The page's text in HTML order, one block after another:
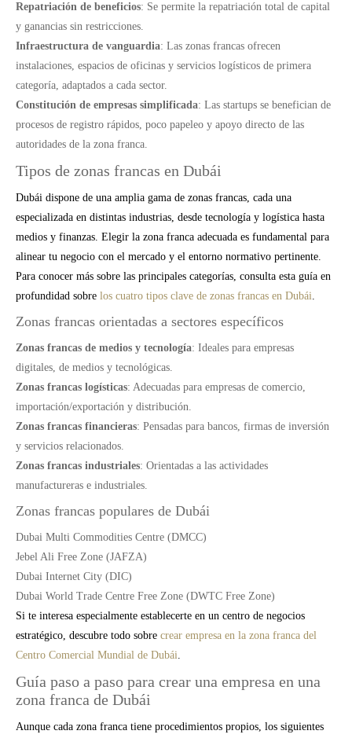
Repatriación de beneficios: Se permite la repatriación total de capital
y ganancias sin restricciones.
Infraestructura de vanguardia: Las zonas francas ofrecen
instalaciones, espacios de oficinas y servicios logísticos de primera
categoría, adaptados a cada sector.
Constitución de empresas simplificada: Las startups se benefician de
procesos de registro rápidos, poco papeleo y apoyo directo de las
autoridades de la zona franca.
Tipos de zonas francas en Dubái
Dubái dispone de una amplia gama de zonas francas, cada una
especializada en distintas industrias, desde tecnología y logística hasta
medios y finanzas. Elegir la zona franca adecuada es fundamental para
alinear tu negocio con el mercado y el entorno normativo pertinente.
Para conocer más sobre las principales categorías, consulta esta guía en
profundidad sobre los cuatro tipos clave de zonas francas en Dubái.
Zonas francas orientadas a sectores específicos
Zonas francas de medios y tecnología: Ideales para empresas
digitales, de medios y tecnológicas.
Zonas francas logísticas: Adecuadas para empresas de comercio,
importación/exportación y distribución.
Zonas francas financieras: Pensadas para bancos, firmas de inversión
y servicios relacionados.
Zonas francas industriales: Orientadas a las actividades
manufactureras e industriales.
Zonas francas populares de Dubái
Dubai Multi Commodities Centre (DMCC)
Jebel Ali Free Zone (JAFZA)
Dubai Internet City (DIC)
Dubai World Trade Centre Free Zone (DWTC Free Zone)
Si te interesa especialmente establecerte en un centro de negocios
estratégico, descubre todo sobre crear empresa en la zona franca del
Centro Comercial Mundial de Dubái.
Guía paso a paso para crear una empresa en una
zona franca de Dubái
Aunque cada zona franca tiene procedimientos propios, los siguientes